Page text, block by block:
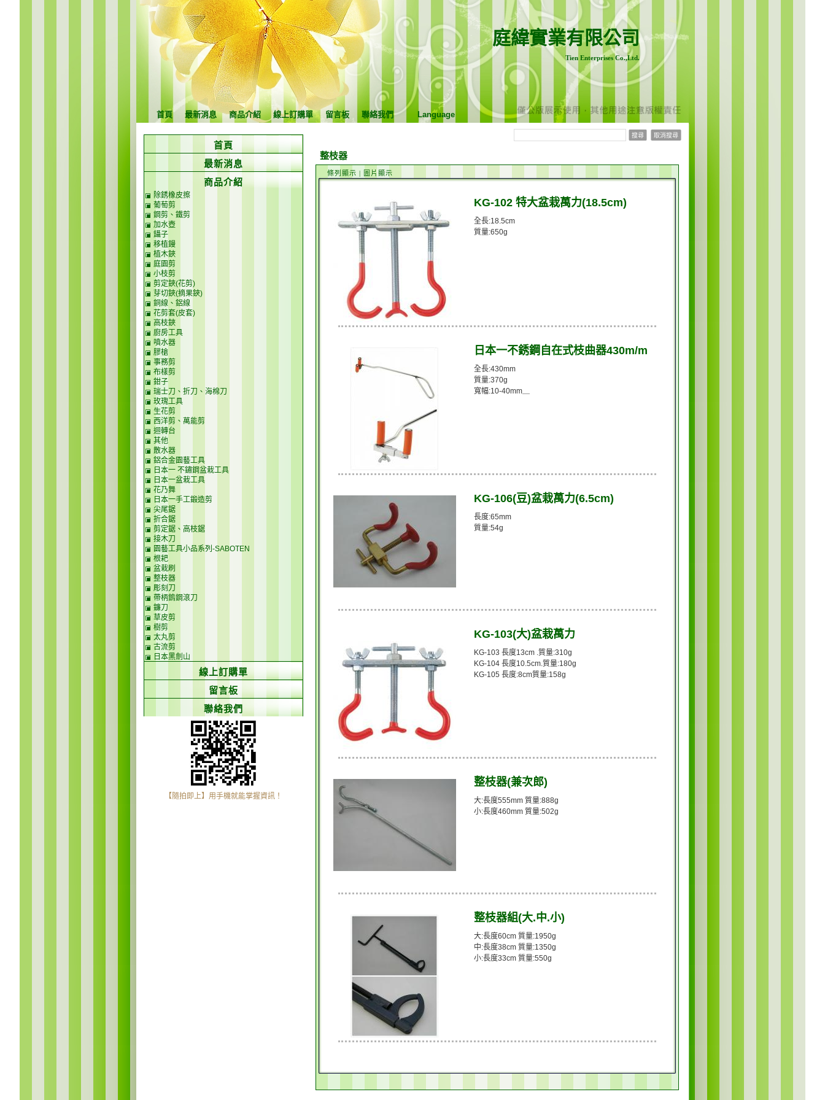
庭緯實業有限公司
Tien Enterprises Co.,Ltd.
首頁 最新消息 商品介紹 線上訂購單 留言板 聯絡我們 Language
整枝器
條列顯示 | 圖片顯示
KG-102 特大盆栽萬力(18.5cm)
全長:18.5cm
質量:650g
日本一不銹鋼自在式枝曲器430m/m
全長:430mm
質量:370g
寬幅:10-40mm＿
KG-106(豆)盆栽萬力(6.5cm)
長度:65mm
質量:54g
KG-103(大)盆栽萬力
KG-103 長度13cm .質量:310g
KG-104 長度10.5cm.質量:180g
KG-105 長度:8cm質量:158g
整枝器(兼次郎)
大:長度555mm 質量:888g
小:長度460mm 質量:502g
整枝器組(大.中.小)
大:長度60cm 質量:1950g
中:長度38cm 質量:1350g
小:長度33cm 質量:550g
首頁
最新消息
商品介紹
除銹橡皮擦
葡萄剪
鋼剪、鐵剪
加水壺
鑷子
移植鏝
植木鋏
庭園剪
小枝剪
剪定鋏(花剪)
芽切鋏(摘果鋏)
銅線、鋁線
花剪套(皮套)
高枝鋏
廚房工具
噴水器
膠槍
事務剪
布樣剪
鉗子
瑞士刀、折刀、海棉刀
玫瑰工具
生花剪
西洋剪、萬能剪
迴轉台
其他
散水器
鋁合金園藝工具
日本一 不鏽鋼盆栽工具
日本一盆栽工具
花乃舞
日本一手工鍛造剪
尖尾鋸
折合鋸
剪定鋸、高枝鋸
接木刀
園藝工具小品系列-SABOTEN
根耙
盆栽刷
整枝器
彫刻刀
帶柄鎢鋼滾刀
鐮刀
草皮剪
樹剪
太丸剪
古流剪
日本黑劍山
線上訂購單
留言板
聯絡我們
【隨拍即上】用手機就能掌握資訊！